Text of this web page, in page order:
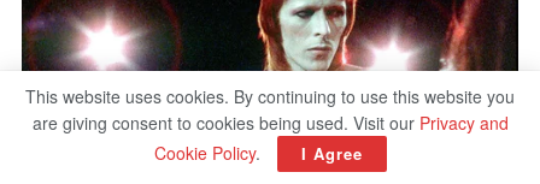
This website uses cookies. By continuing to use this website you
are giving consent to cookies being used. Visit our Privacy and
Cookie Policy. I Agree